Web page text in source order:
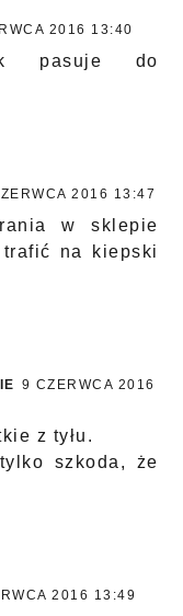
2016 13:40
pasuje do
2016 13:47
w sklepie
trafić na kiepski
9 CZERWCA 2016
z tyłu.
szkoda, że
2016 13:49